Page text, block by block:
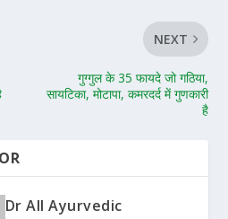
NEXT
गुग्गुल के 35 फायदे जो गठिया,
सायटिका, मोटापा, कमरदर्द में गुणकारी
है
Dr All Ayurvedic